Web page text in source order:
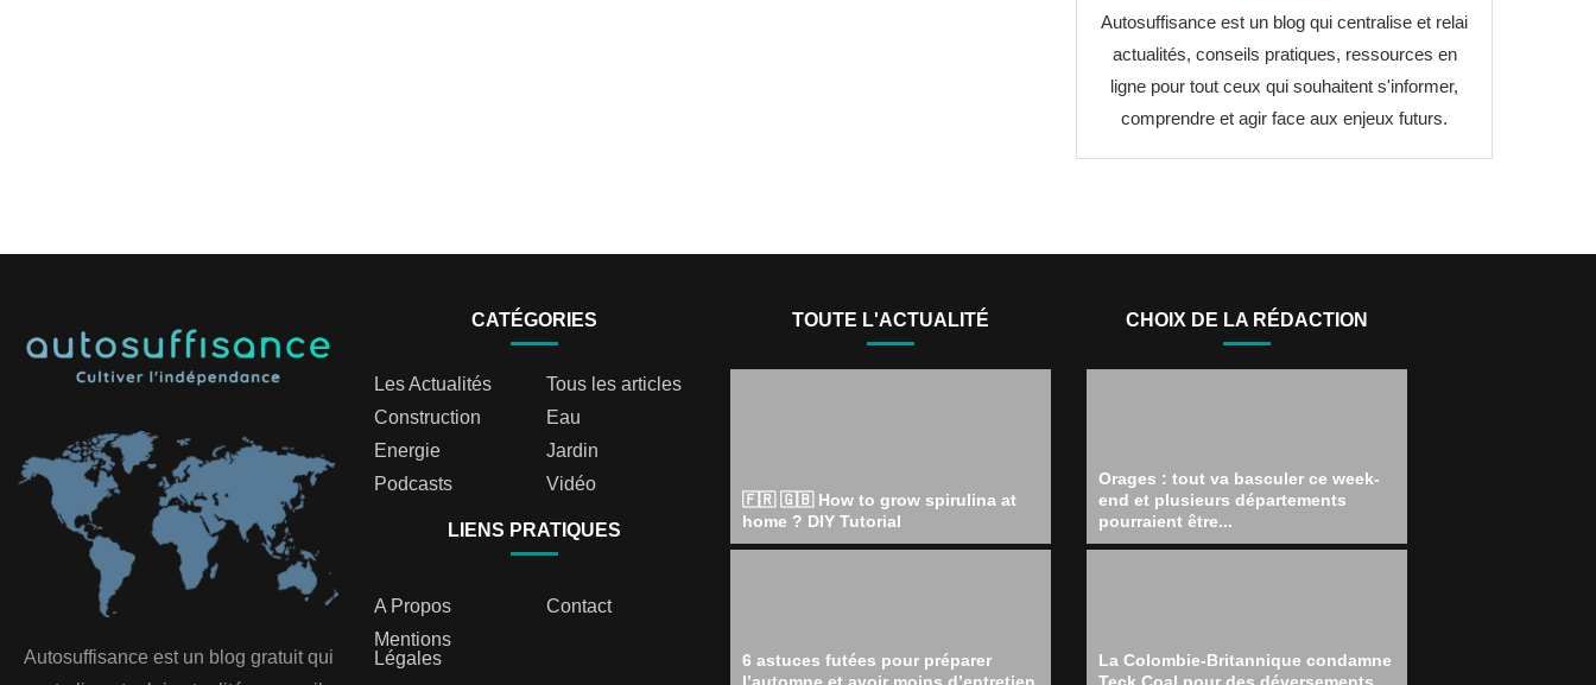
Autosuffisance est un blog qui centralise et relai
actualités, conseils pratiques, ressources en
ligne pour tout ceux qui souhaitent s'informer,
comprendre et agir face aux enjeux futurs.
Autosuffisance est un blog gratuit qui
CATÉGORIES
Les Actualités
Tous les articles
Construction
Eau
Energie
Jardin
Podcasts
Vidéo
LIENS PRATIQUES
A Propos
Contact
Mentions
Légales
TOUTE L'ACTUALITÉ
🇫🇷 🇬🇧 How to grow spirulina at
home ? DIY Tutorial
6 astuces futées pour préparer
l’automne et avoir moins d’entretien
CHOIX DE LA RÉDACTION
Orages : tout va basculer ce week-
end et plusieurs départements
pourraient être...
La Colombie-Britannique condamne
Teck Coal pour des déversements